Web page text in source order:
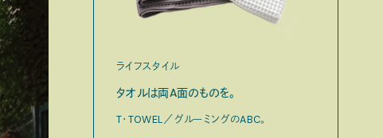
ライフスタイル
タオルは両A面のものを。
T・TOWEL／グルーミングのABC。